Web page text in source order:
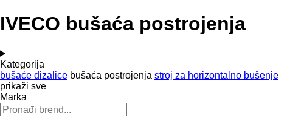
IVECO bušaća postrojenja
Kategorija
bušaće dizalice bušaća postrojenja stroj za horizontalno bušenje
prikaži sve
Marka